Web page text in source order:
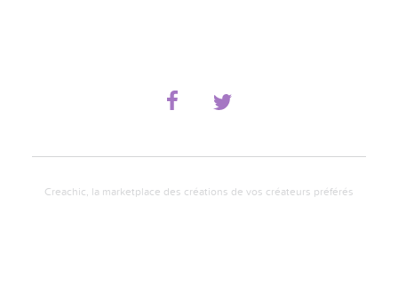
Creachic, la marketplace des créations de vos créateurs préférés